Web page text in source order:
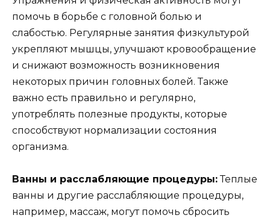
помочь в борьбе с головной болью и
слабостью. Регулярные занятия физкультурой
укрепляют мышцы, улучшают кровообращение
и снижают возможность возникновения
некоторых причин головных болей. Также
важно есть правильно и регулярно,
употреблять полезные продукты, которые
способствуют нормализации состояния
организма.
Ванны и расслабляющие процедуры:Теплые
ванны и другие расслабляющие процедуры,
например, массаж, могут помочь сбросить